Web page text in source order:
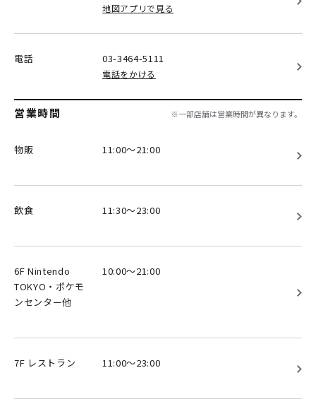
地図アプリで見る
電話 03-3464-5111
電話をかける
営業時間 ※一部店舗は営業時間が異なります。
物販 11:00～21:00
飲食 11:30～23:00
6F Nintendo
TOKYO・ポケモ
ンセンター他
10:00～21:00
7F レストラン 11:00～23:00